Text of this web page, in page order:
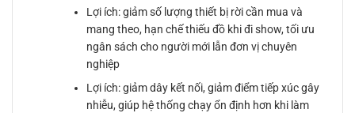
Lợi ích: giảm số lượng thiết bị rời cần mua và
mang theo, hạn chế thiếu đồ khi đi show, tối ưu
ngân sách cho người mới lẫn đơn vị chuyên
nghiệp
Lợi ích: giảm dây kết nối, giảm điểm tiếp xúc gây
nhiễu, giúp hệ thống chạy ổn định hơn khi làm